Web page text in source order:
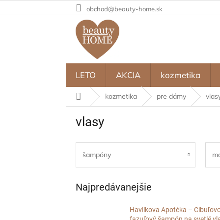
na
obchod@beauty-home.sk
LETO AKCIA kozmetika
Domovkozmetika pre dámy
vlasy
šampóny
Najpredávanejšie
Havlíkova Apotéka –